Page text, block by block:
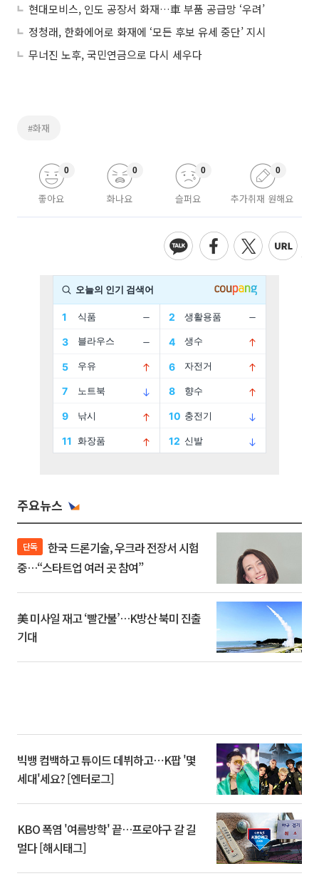
현대모비스, 인도 공장서 화재…車 부품 공급망 ‘우려’
정청래, 한화에어로 화재에 ‘모든 후보 유세 중단’ 지시
무너진 노후, 국민연금으로 다시 세우다
#화재
좋아요
0
화나요
0
슬퍼요
0
추가취재 원해요
0
주요뉴스
단독
중…“스타트업 여러 곳 참여”
美 미사일 재고 ‘빨간불’…K방산 북미 진출
기대
빅뱅 컴백하고 튜이드 데뷔하고⋯K팝 '몇
세대'세요? [엔터로그]
KBO 폭염 '여름방학' 끝…프로야구 갈 길
멀다 [해시태그]